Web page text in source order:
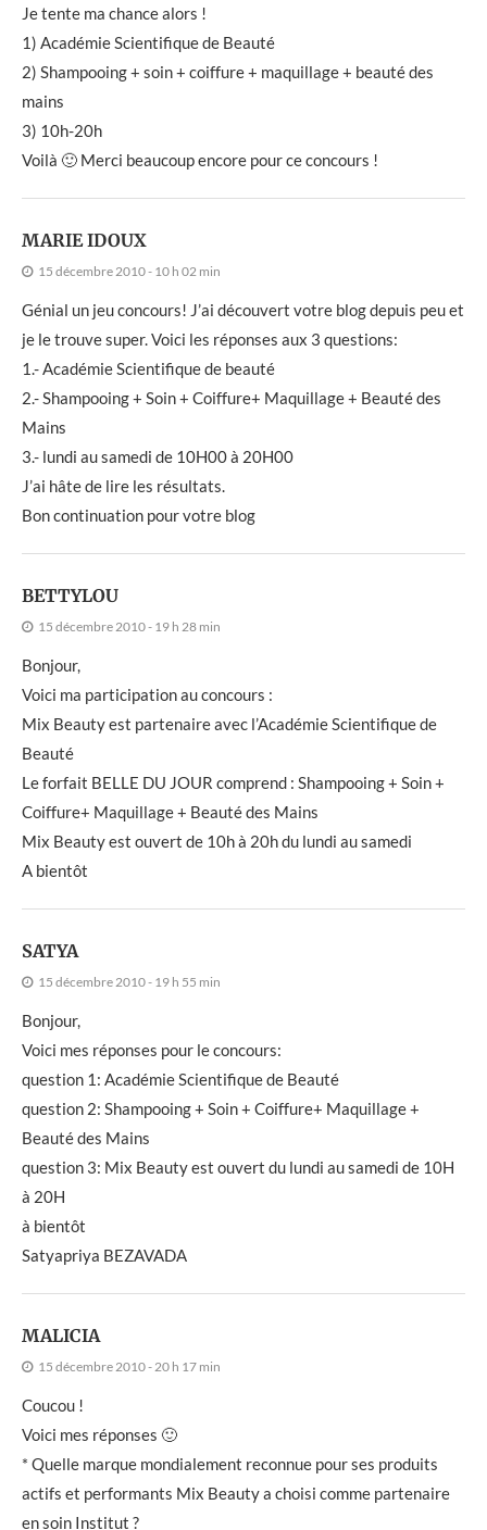
Je tente ma chance alors !
1) Académie Scientifique de Beauté
2) Shampooing + soin + coiffure + maquillage + beauté des
mains
3) 10h-20h
Voilà 🙂 Merci beaucoup encore pour ce concours !
MARIE IDOUX
15 décembre 2010 - 10 h 02 min
Génial un jeu concours! J’ai découvert votre blog depuis peu et
je le trouve super. Voici les réponses aux 3 questions:
1.- Académie Scientifique de beauté
2.- Shampooing + Soin + Coiffure+ Maquillage + Beauté des
Mains
3.- lundi au samedi de 10H00 à 20H00
J’ai hâte de lire les résultats.
Bon continuation pour votre blog
BETTYLOU
15 décembre 2010 - 19 h 28 min
Bonjour,
Voici ma participation au concours :
Mix Beauty est partenaire avec l’Académie Scientifique de
Beauté
Le forfait BELLE DU JOUR comprend : Shampooing + Soin +
Coiffure+ Maquillage + Beauté des Mains
Mix Beauty est ouvert de 10h à 20h du lundi au samedi
A bientôt
SATYA
15 décembre 2010 - 19 h 55 min
Bonjour,
Voici mes réponses pour le concours:
question 1: Académie Scientifique de Beauté
question 2: Shampooing + Soin + Coiffure+ Maquillage +
Beauté des Mains
question 3: Mix Beauty est ouvert du lundi au samedi de 10H
à 20H
à bientôt
Satyapriya BEZAVADA
MALICIA
15 décembre 2010 - 20 h 17 min
Coucou !
Voici mes réponses 🙂
* Quelle marque mondialement reconnue pour ses produits
actifs et performants Mix Beauty a choisi comme partenaire
en soin Institut ?